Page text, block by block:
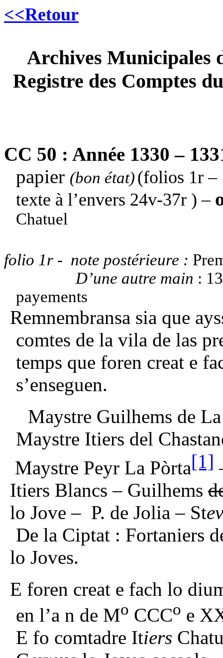
<<Retour
Archives Municipales
Registre des Comptes
CC 50 : Année 1330 –
papier (bon état)(folios 1r –
texte à l’envers 24v-37r ) –
Chatuel
folio 1r - note postérieure :
D’une autre main :
payements
Remnembransa sia que
comtes de la vila de las
temps que foren creat e
s’enseguen.
Maystre Guilhems de
Maystre Itiers del
Maystre Peyr La Pòrta[1]
Itiers Blancs – Guilhems
lo Jove – P. de Jolia – St
De la Ciptat : Fortaniers
lo Joves.
E foren creat e fach lo
en l’a n de Mo CCCo e
E fo comtadre Itiers